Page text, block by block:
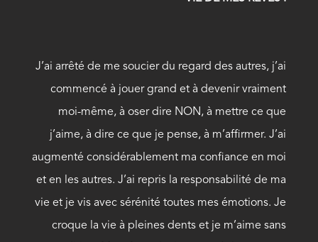
J’ai arrêté de me soucier du regard des autres, j’ai
commencé à jouer grand et à devenir vraiment
moi-même, à oser dire NON, à mettre ce que
j’aime, à dire ce que je pense, à m’affirmer. J’ai
augmenté considérablement ma confiance en moi
et en les autres. J’ai repris la responsabilité de ma
vie et je vis avec sérénité toutes mes émotions. Je
croque la vie à pleines dents et je m’aime sans